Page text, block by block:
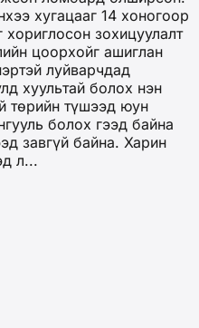
хугацааг 14 хоногоор
зохицуулалт
цоорхойг ашиглан
луйварчдад
хуультай болох нэн
төрийн түшээд юун
болох гээд байна
завгүй байна. Харин
л...